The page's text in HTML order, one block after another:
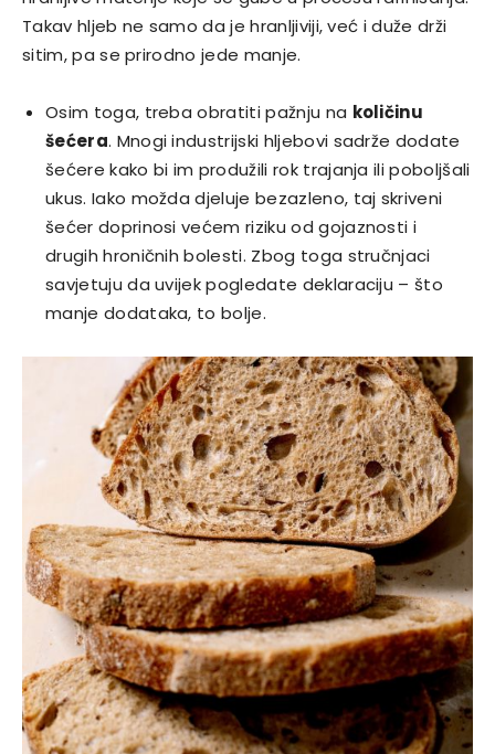
Takav hljeb ne samo da je hranljiviji, već i duže drži
sitim, pa se prirodno jede manje.
Osim toga, treba obratiti pažnju na količinu
šećera. Mnogi industrijski hljebovi sadrže dodate
šećere kako bi im produžili rok trajanja ili poboljšali
ukus. Iako možda djeluje bezazleno, taj skriveni
šećer doprinosi većem riziku od gojaznosti i
drugih hroničnih bolesti. Zbog toga stručnjaci
savjetuju da uvijek pogledate deklaraciju – što
manje dodataka, to bolje.